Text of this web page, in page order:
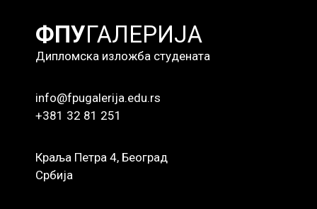
ФПУГАЛЕРИЈА
Дипломска изложба студената
info@fpugalerija.edu.rs
+381 32 81 251
Краља Петра 4, Београд
Србија